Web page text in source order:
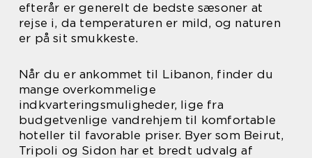
efterår er generelt de bedste sæsoner at
rejse i, da temperaturen er mild, og naturen
er på sit smukkeste.
Når du er ankommet til Libanon, finder du
mange overkommelige
indkvarteringsmuligheder, lige fra
budgetvenlige vandrehjem til komfortable
hoteller til favorable priser. Byer som Beirut,
Tripoli og Sidon har et bredt udvalg af